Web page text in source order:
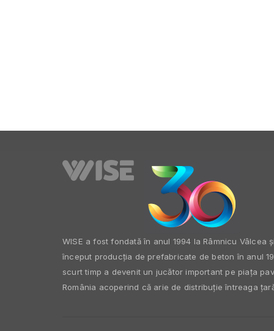
WISE a fost fondată în anul 1994 la Râmnicu Vâlcea
început producția de prefabricate de beton în anul
scurt timp a devenit un jucător important pe piața
România acoperind că arie de distribuție întreaga